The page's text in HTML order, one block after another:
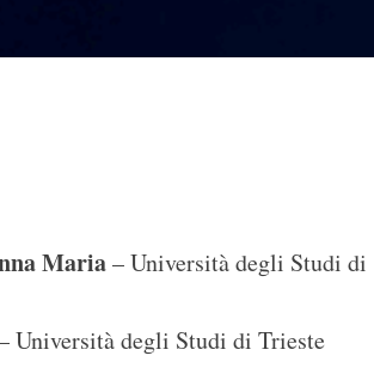
Maria– Università degli Studi di
Università degli Studi di Trieste